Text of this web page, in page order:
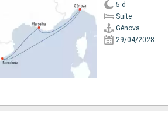
5 d
Suíte
Génova
29/04/2028